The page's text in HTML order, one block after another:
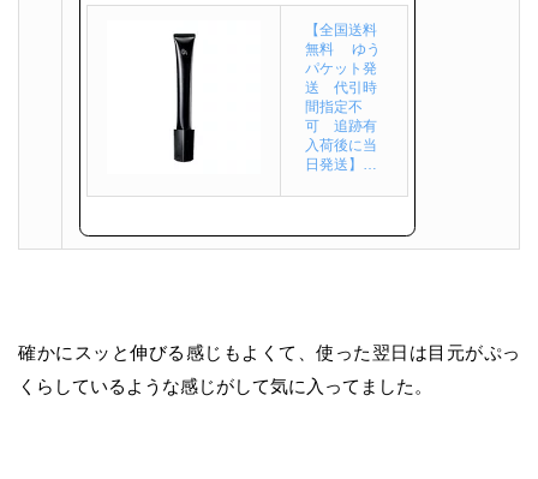
【全国送料
無料 ゆう
パケット発
送 代引時
間指定不
可 追跡有
入荷後に当
日発送】…
確かにスッと伸びる感じもよくて、使った翌日は目元がぷっ
くらしているような感じがして気に入ってました。